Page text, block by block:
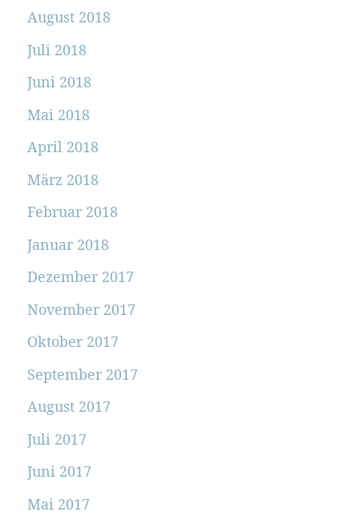
August 2018
Juli 2018
Juni 2018
Mai 2018
April 2018
März 2018
Februar 2018
Januar 2018
Dezember 2017
November 2017
Oktober 2017
September 2017
August 2017
Juli 2017
Juni 2017
Mai 2017